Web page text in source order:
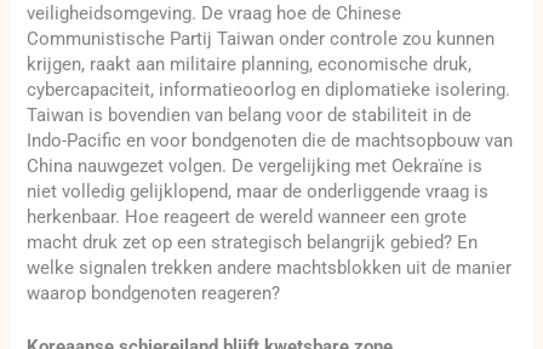
veiligheidsomgeving. De vraag hoe de Chinese
Communistische Partij Taiwan onder controle zou kunnen
krijgen, raakt aan militaire planning, economische druk,
cybercapaciteit, informatieoorlog en diplomatieke isolering.
Taiwan is bovendien van belang voor de stabiliteit in de
Indo-Pacific en voor bondgenoten die de machtsopbouw van
China nauwgezet volgen. De vergelijking met Oekraïne is
niet volledig gelijklopend, maar de onderliggende vraag is
herkenbaar. Hoe reageert de wereld wanneer een grote
macht druk zet op een strategisch belangrijk gebied? En
welke signalen trekken andere machtsblokken uit de manier
waarop bondgenoten reageren?